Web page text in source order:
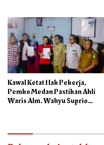
Kawal Ketat Hak Pekerja,
Pemko Medan Pastikan Ahli
Waris Alm. Wahyu Suprio